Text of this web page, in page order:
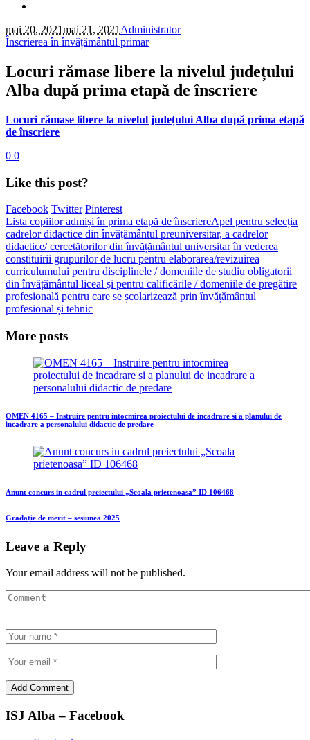
mai 20, 2021mai 21, 2021 Administrator
Înscrierea în învățământul primar
Locuri rămase libere la nivelul județului
Alba după prima etapă de înscriere
Locuri rămase libere la nivelul județului Alba după prima etapă
de înscriere
0 0
Like this post?
Facebook Twitter Pinterest
Lista copiilor admiși în prima etapă de înscriereApel pentru selecția
cadrelor didactice din învățământul preuniversitar, a cadrelor
didactice/ cercetătorilor din învățământul universitar în vederea
constituirii grupurilor de lucru pentru elaborarea/revizuirea
curriculumului pentru disciplinele / domeniile de studiu obligatorii
din învățământul liceal și pentru calificările / domeniile de pregătire
profesională pentru care se școlarizează prin învățământul
profesional și tehnic
More posts
OMEN 4165 – Instruire pentru intocmirea proiectului de incadrare si a planului de
incadrare a personalului didactic de predare
Anunt concurs in cadrul preiectului „Scoala prietenoasa” ID 106468
Gradație de merit – sesiunea 2025
Leave a Reply
Your email address will not be published.
ISJ Alba – Facebook